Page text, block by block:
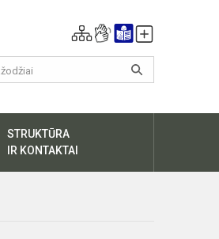
STRUKTŪRA
IR KONTAKTAI